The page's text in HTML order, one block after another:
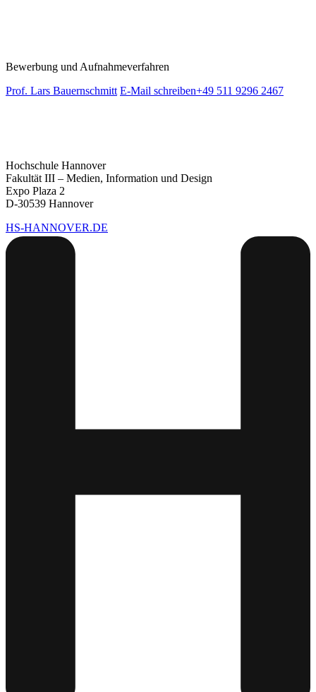
Bewerbung und Aufnahmeverfahren
Prof. Lars Bauernschmitt E-Mail schreiben+49 511 9296 2467
Hochschule Hannover
Fakultät III – Medien, Information und Design
Expo Plaza 2
D-30539 Hannover
HS-HANNOVER.DE